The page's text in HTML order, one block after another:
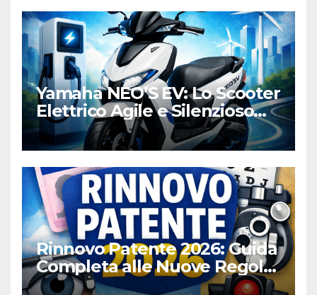
Yamaha NEO’S EV: Lo Scooter
Elettrico Agile e Silenzioso
per la Città
Rinnovo Patente 2026: Guida
Completa alle Nuove Regole,
Digitalizzazione e Costi